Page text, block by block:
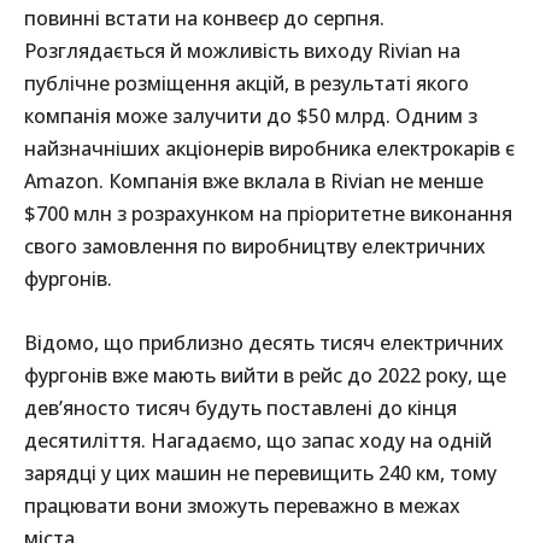
повинні встати на конвеєр до серпня.
Розглядається й можливість виходу Rivian на
публічне розміщення акцій, в результаті якого
компанія може залучити до $50 млрд. Одним з
найзначніших акціонерів виробника електрокарів є
Amazon. Компанія вже вклала в Rivian не менше
$700 млн з розрахунком на пріоритетне виконання
свого замовлення по виробництву електричних
фургонів.
Відомо, що приблизно десять тисяч електричних
фургонів вже мають вийти в рейс до 2022 року, ще
дев’яносто тисяч будуть поставлені до кінця
десятиліття. Нагадаємо, що запас ходу на одній
зарядці у цих машин не перевищить 240 км, тому
працювати вони зможуть переважно в межах